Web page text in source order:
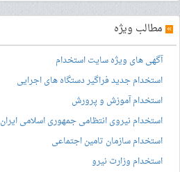
» مطالب ویژه
آگهی های ویژه سایت استخدام
استخدام جدید فراگیر دستگاه های اجرایی
استخدام آموزش و پرورش
استخدام نیروی انتظامی جمهوری اسلامی ایران
استخدام سازمان تامین اجتماعی
استخدام وزارت نیرو